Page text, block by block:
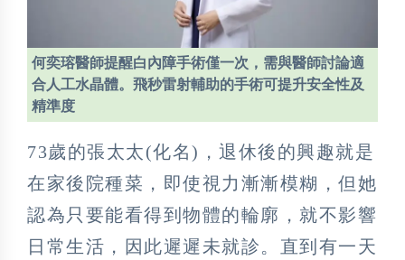
何奕瑢醫師提醒白內障手術僅一次，需與醫師討論適
合人工水晶體。飛秒雷射輔助的手術可提升安全性及
精準度
73歲的張太太(化名)，退休後的興趣就是
在家後院種菜，即使視力漸漸模糊，但她
認為只要能看得到物體的輪廓，就不影響
日常生活，因此遲遲未就診。直到有一天